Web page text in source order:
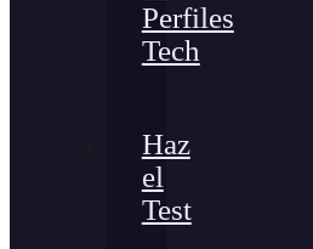
Perfiles
Tech
Haz
el
Test